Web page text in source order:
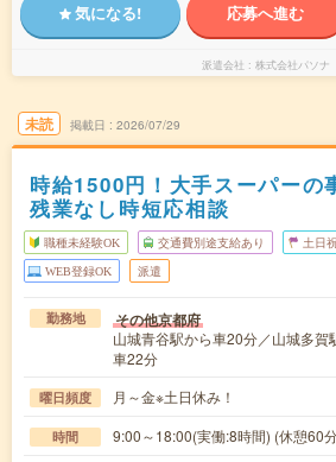
気になる! 応募へ進む
派遣会社 株式会社パソナ
未読 掲載日 2026/07/29
時給1500円！大手スーパーの
残業なし時短応相談
職種未経験OK 交通費別途支給あり 土日
WEB登録OK 派遣
勤務地 その他京都府
山城青谷駅から車20分／山城多賀
車22分
曜日頻度 月～金※土日休み！
時間 9:00～18:00(実働:8時間) (休憩60